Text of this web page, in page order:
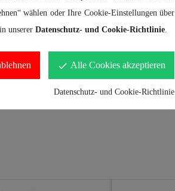
wählen oder Ihre Cookie-Einstellungen über
unserer Datenschutz- und Cookie-Richtlinie
done Alle Cookies akzeptieren
Datenschutz- und Cookie-Richtlinie